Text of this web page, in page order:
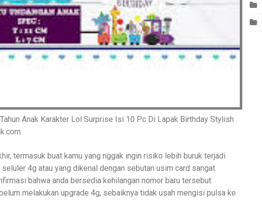
Anak Karakter Lol Surprise Isi 10 Pc Di Lapak Birthday Stylish
termasuk buat kamu yang nggak ingin risiko lebih buruk terjadi
4g atau yang dikenal dengan sebutan usim card sangat
bahwa anda bersedia kehilangan nomor baru tersebut
melakukan upgrade 4g, sebaiknya tidak usah mengisi pulsa ke